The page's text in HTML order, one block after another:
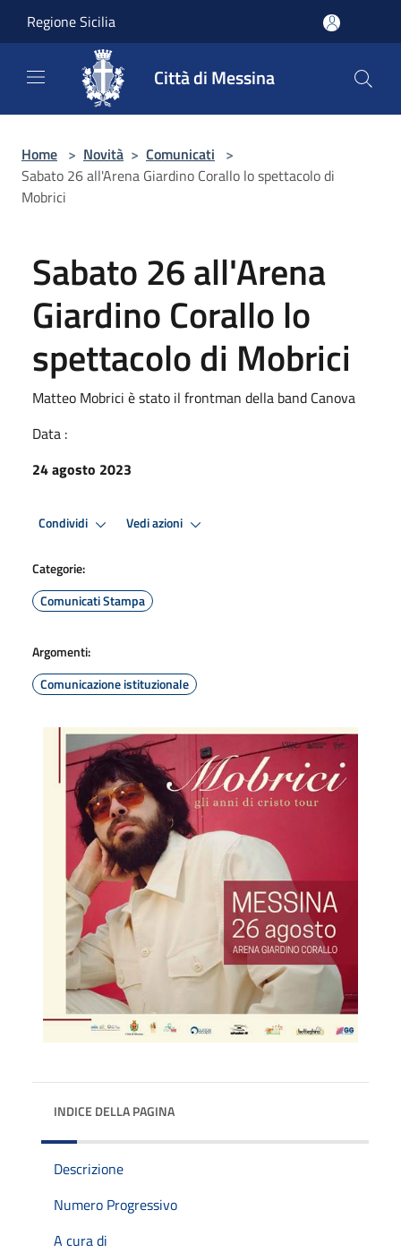
Regione Sicilia
Città di Messina
Home > Novità > Comunicati >
Sabato 26 all'Arena Giardino Corallo lo spettacolo di
Mobrici
Sabato 26 all'Arena
Giardino Corallo lo
spettacolo di Mobrici
Matteo Mobrici è stato il frontman della band Canova
Data :
24 agosto 2023
Condividi Vedi azioni
Categorie:
Comunicati Stampa
Argomenti:
Comunicazione istituzionale
INDICE DELLA PAGINA
Descrizione
Numero Progressivo
A cura di